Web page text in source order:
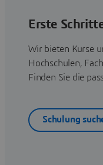
Erste
Wir bieten Kurse
Hochschulen,
Finden Sie die
Schulung